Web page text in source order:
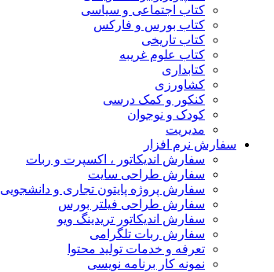
کتاب اجتماعی و سیاسی
کتاب بورس و فارکس
کتاب تاریخی
کتاب علوم غریبه
کتابداری
کشاورزی
کنکور و کمک‌ درسی
کودک و نوجوان
مدیریت
سفارش نرم افزار
سفارش اندیکاتور ، اکسپرت و ربات
سفارش طراحی سایت
سفارش پروژه پایتون تجاری و دانشجویی
سفارش طراحی فیلتر بورس
سفارش اندیکاتور تریدینگ ویو
سفارش ربات تلگرامی
تعرفه و خدمات تولید محتوا
نمونه کار برنامه نویسی